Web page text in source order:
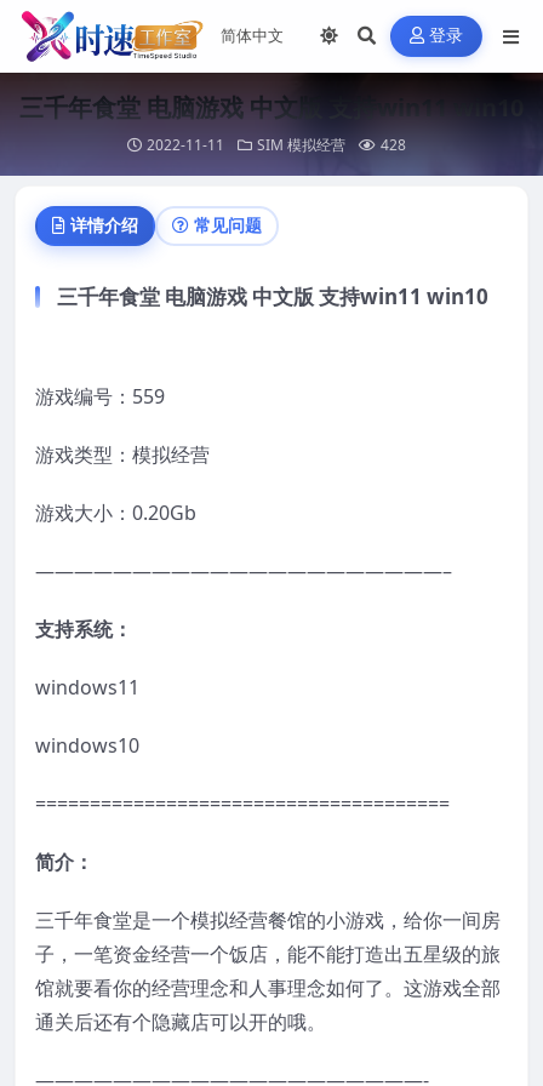
登录
三千年食堂 电脑游戏 中文版 支持win11 win10
2022-11-11 SIM 模拟经营 428
详情介绍 常见问题
三千年食堂 电脑游戏 中文版 支持win11 win10
游戏编号：559
游戏类型：模拟经营
游戏大小：0.20Gb
—————————————————————–
支持系统：
windows11
windows10
======================================
简介：
三千年食堂是一个模拟经营餐馆的小游戏，给你一间房
子，一笔资金经营一个饭店，能不能打造出五星级的旅
馆就要看你的经营理念和人事理念如何了。这游戏全部
通关后还有个隐藏店可以开的哦。
————————————————————-